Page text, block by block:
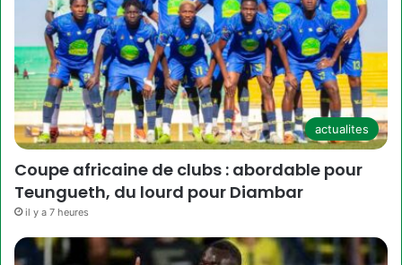
actualites
Coupe africaine de clubs : abordable pour
Teungueth, du lourd pour Diambar
il y a 7 heures